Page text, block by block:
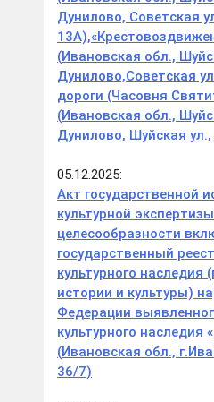
Дунилово, Советская
(Ивановская обл.,
Дунилово,Советская
дороги (Часовня
(Ивановская обл.,
Дунилово, Шуйская ул.,
05.12.2025:
Акт государственной
культурной
целесообразности
государственный
культурного наследия
истории и культуры)
Федерации
культурного наследия
(Ивановская обл.,
36/7)